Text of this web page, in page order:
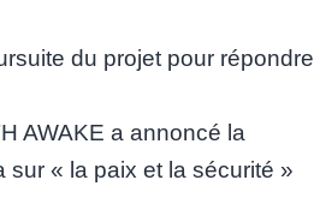
du projet pour répondre
AWAKE a annoncé la
sur « la paix et la sécurité »